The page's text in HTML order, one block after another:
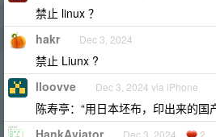
禁止 linux ？
hakr Dec 3, 2024
禁止 Liunx ?
lloovve Dec 3, 2024 via iPhone
陈寿亭：“用日本坯布，印出来的国
HankAviator Dec 3, 2024 2